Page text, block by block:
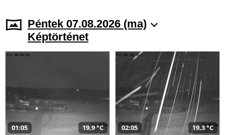
Péntek 07.08.2026 (ma)
Képtörténet
01:05 19,9 °C 02:05 19,3 °C